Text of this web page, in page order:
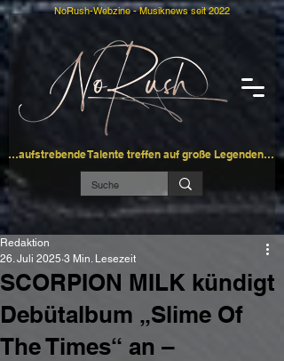
…aufstrebende Talente treffen auf große Legenden…
NoRush-Webzine - Musiknews seit 2022
SCORPION MILK kündigt
Debütalbum „Slime Of
The Times“ an –
Redaktion
26. Juli 2025 3 Min. Lesezeit